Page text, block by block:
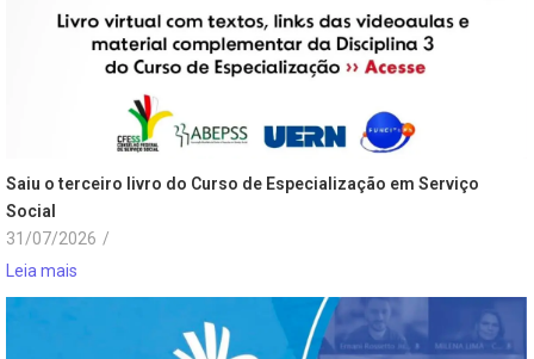
Saiu o terceiro livro do Curso de Especialização em Serviço
Social
31/07/2026 /
Leia mais